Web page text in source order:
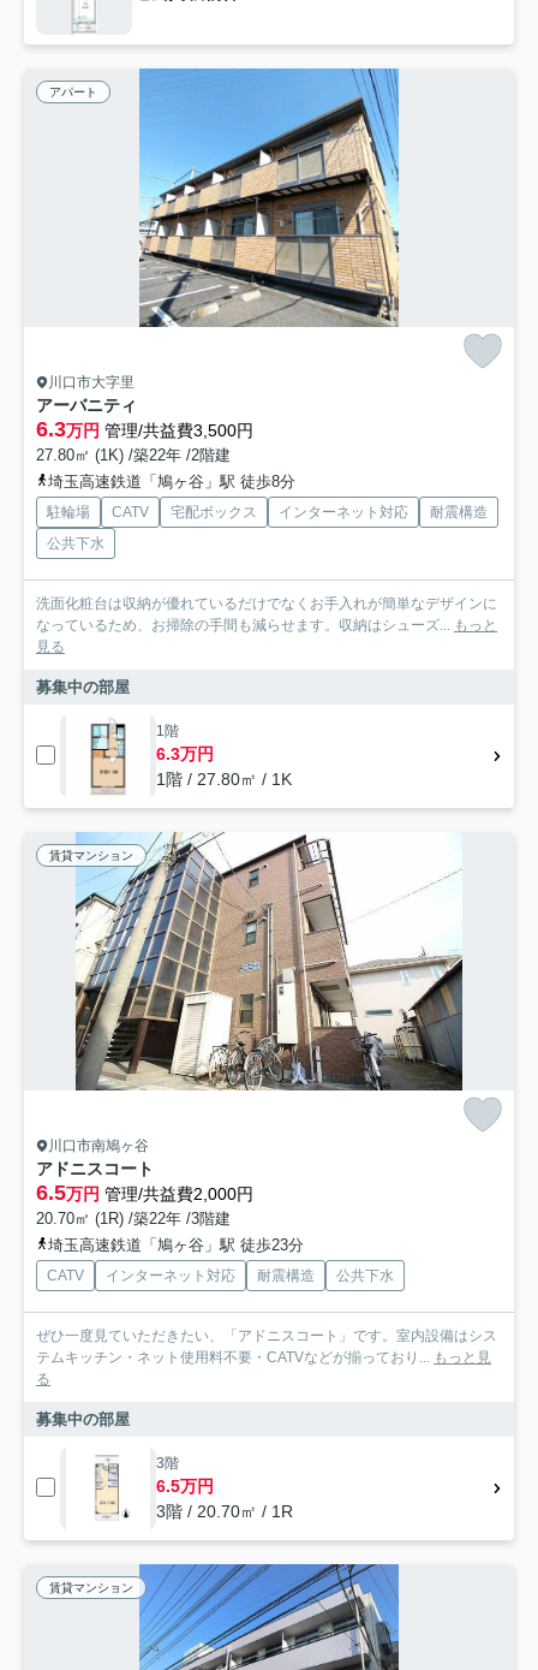
アパート
川口市大字里
アーバニティ
6.3万円 管理/共益費3,500円
27.80㎡ (1K) /築22年 /2階建
埼玉高速鉄道「鳩ヶ谷」駅 徒歩8分
駐輪場 CATV 宅配ボックス インターネット対応
耐震構造
公共下水
洗面化粧台は収納が優れているだけでなくお手入れが簡単なデザインに
なっているため、お掃除の手間も減らせます。収納はシューズ...
もっと
見る
募集中の部屋
1階
6.3万円
1階 / 27.80㎡ / 1K
賃貸マンション
川口市南鳩ヶ谷
アドニスコート
6.5万円 管理/共益費2,000円
20.70㎡ (1R) /築22年 /3階建
埼玉高速鉄道「鳩ヶ谷」駅 徒歩23分
CATV インターネット対応 耐震構造 公共下水
ぜひ一度見ていただきたい、「アドニスコート」です。室内設備はシス
テムキッチン・ネット使用料不要・CATVなどが揃っており...
もっと見
る
募集中の部屋
3階
6.5万円
3階 / 20.70㎡ / 1R
賃貸マンション